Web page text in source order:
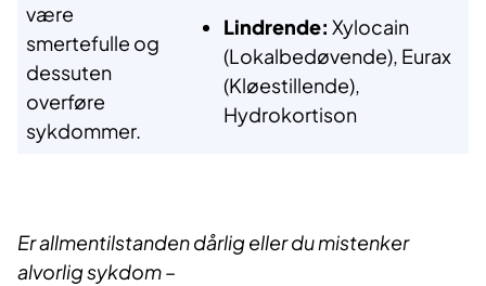
være
smertefulle og
dessuten
overføre
sykdommer.
Lindrende: Xylocain
(Lokalbedøvende), Eurax
(Kløestillende),
Hydrokortison
Er allmentilstanden dårlig eller du mistenker
alvorlig sykdom –